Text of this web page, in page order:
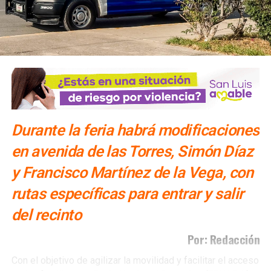
fuerzas que hoy representan la transformacion. Mientras
estemos de acuerdo en las ideas y en el proyecto,
cualquiera es bienvenido”, comentó.
Durante la feria habrá modificaciones
en avenida de las Torres, Simón Díaz
y Francisco Martínez de la Vega, con
rutas específicas para entrar y salir
del recinto
Por: Redacción
Con el objetivo de agilizar la movilidad y facilitar el acceso